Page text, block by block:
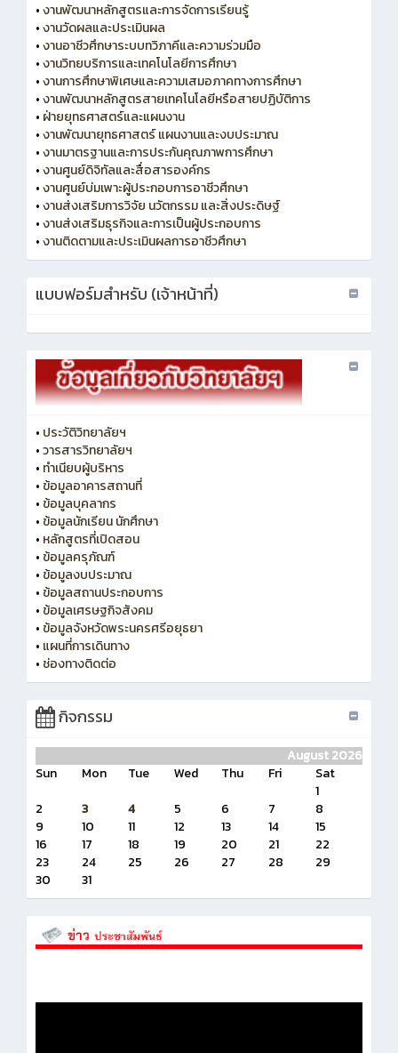
•งานพัฒนาหลักสูตรและการจัดการเรียนรู้
•งานวัดผลและประเมินผล
•งานอาชีวศึกษาระบบทวิภาคีและความร่วมมือ
•งานวิทยบริการและเทคโนโลยีการศึกษา
•งานการศึกษาพิเศษและความเสมอภาคทางการศึกษา
•งานพัฒนาหลักสูตรสายเทคโนโลยีหรือสายปฏิบัติการ
• ฝ่ายยุทธศาสตร์และแผนงาน
•งานพัฒนายุทธศาสตร์ แผนงานและงบประมาณ
•งานมาตรฐานและการประกันคุณภาพการศึกษา
•งานศูนย์ดิจิทัลและสื่อสารองค์กร
•งานศูนย์บ่มเพาะผู้ประกอบการอาชีวศึกษา
•งานส่งเสริมการวิจัย นวัตกรรม และสิ่งประดิษฐ์
•งานส่งเสริมธุรกิจและการเป็นผู้ประกอบการ
•งานติดตามและประเมินผลการอาชีวศึกษา
แบบฟอร์มสำหรับ (เจ้าหน้าที่)
• ประวัติวิทยาลัยฯ
•วารสารวิทยาลัยฯ
• ทำเนียบผู้บริหาร
• ข้อมูลอาคารสถานที่
• ข้อมูลบุคลากร
• ข้อมูลนักเรียน นักศึกษา
• หลักสูตรที่เปิดสอน
• ข้อมูลครุภัณฑ์
• ข้อมูลงบประมาณ
• ข้อมูลสถานประกอบการ
• ข้อมูลเศรษฐกิจสังคม
• ข้อมูลจังหวัดพระนครศรีอยุธยา
• แผนที่การเดินทาง
• ช่องทางติดต่อ
กิจกรรม
August 2026
Sun
Mon Tue Wed Thu Fri
Sat
1
2
3 4 5 6 7
8
9
10 11 12 13 14
15
16
17 18 19 20 21
22
23
24 25 26 27 28
29
30
31